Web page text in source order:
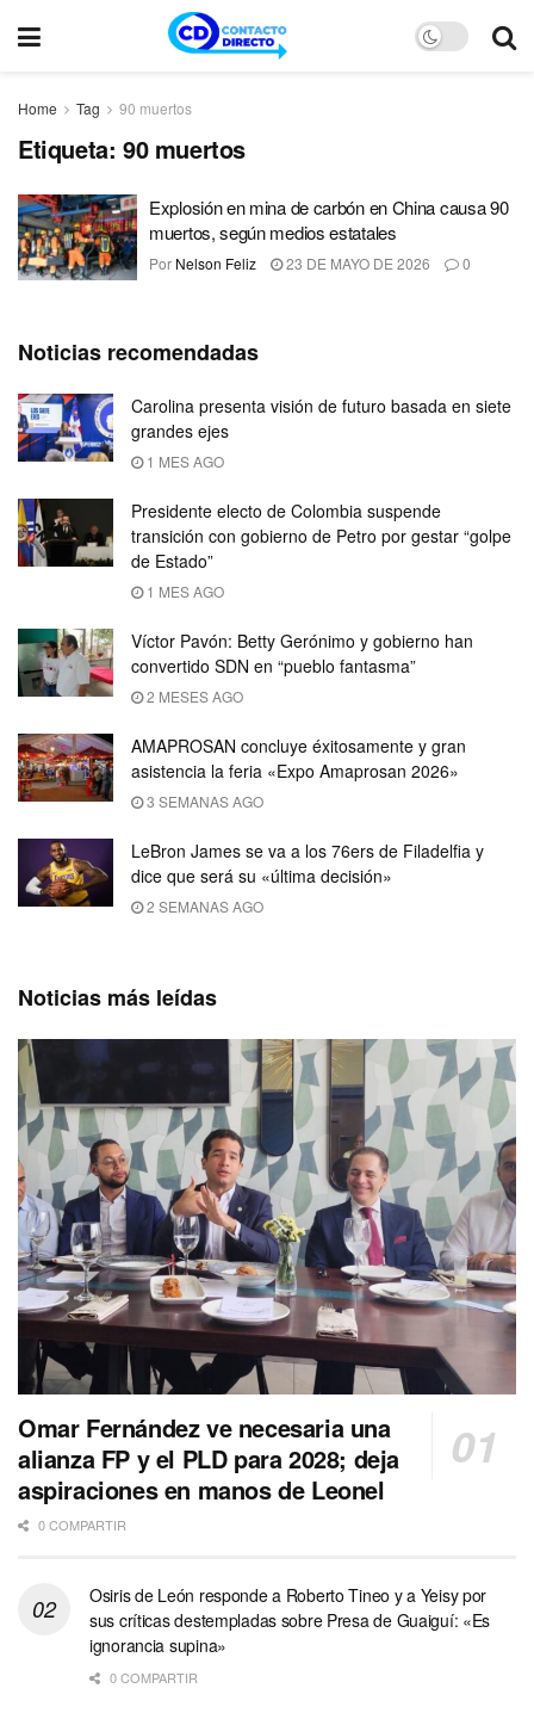
Home Tag 90 muertos
Etiqueta: 90 muertos
Explosión en mina de carbón en China causa 90
muertos, según medios estatales
Por Nelson Feliz 23 DE MAYO DE 2026 0
Noticias recomendadas
Carolina presenta visión de futuro basada en siete
grandes ejes
1 MES AGO
Presidente electo de Colombia suspende
transición con gobierno de Petro por gestar “golpe
de Estado”
1 MES AGO
Víctor Pavón: Betty Gerónimo y gobierno han
convertido SDN en “pueblo fantasma”
2 MESES AGO
AMAPROSAN concluye éxitosamente y gran
asistencia la feria «Expo Amaprosan 2026»
3 SEMANAS AGO
LeBron James se va a los 76ers de Filadelfia y
dice que será su «última decisión»
2 SEMANAS AGO
Noticias más leídas
Omar Fernández ve necesaria una
alianza FP y el PLD para 2028; deja
aspiraciones en manos de Leonel
0 COMPARTIR
Osiris de León responde a Roberto Tineo y a Yeisy por
sus críticas destempladas sobre Presa de Guaiguí: «Es
ignorancia supina»
0 COMPARTIR